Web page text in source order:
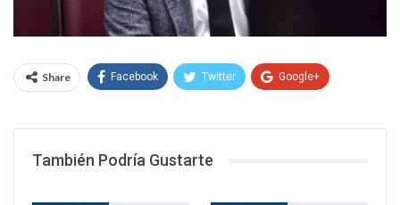
Share Facebook Twitter Google+
También Podría Gustarte